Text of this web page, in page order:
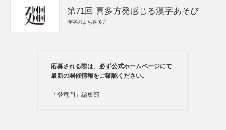
第71回 喜多方発感じる漢字あそび
漢字のまち喜多方
応募される際は、必ず公式ホームページにて
最新の開催情報をご確認ください。
「登竜門」編集部